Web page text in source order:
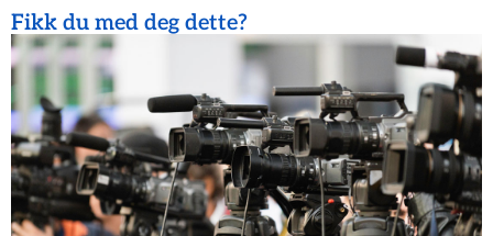
Fikk du med deg dette?